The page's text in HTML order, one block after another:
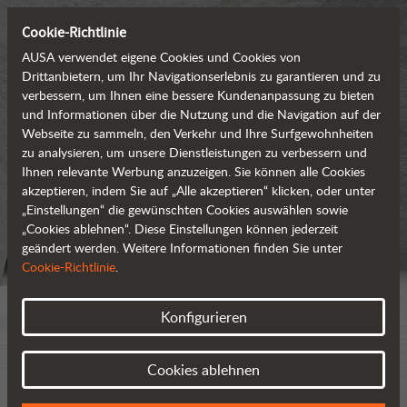
Cookie-Richtlinie
AUSA verwendet eigene Cookies und Cookies von
Drittanbietern, um Ihr Navigationserlebnis zu garantieren und zu
verbessern, um Ihnen eine bessere Kundenanpassung zu bieten
und Informationen über die Nutzung und die Navigation auf der
Webseite zu sammeln, den Verkehr und Ihre Surfgewohnheiten
zu analysieren, um unsere Dienstleistungen zu verbessern und
Ihnen relevante Werbung anzuzeigen. Sie können alle Cookies
akzeptieren, indem Sie auf „Alle akzeptieren“ klicken, oder unter
„Einstellungen“ die gewünschten Cookies auswählen sowie
„Cookies ablehnen“. Diese Einstellungen können jederzeit
geändert werden. Weitere Informationen finden Sie unter
Cookie-Richtlinie.
Konfigurieren
Cookies ablehnen